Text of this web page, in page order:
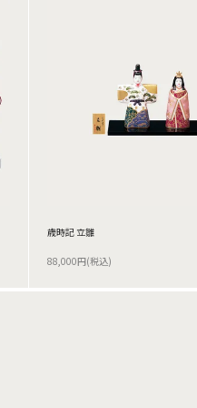
歳時記 立雛
88,000円(税込)